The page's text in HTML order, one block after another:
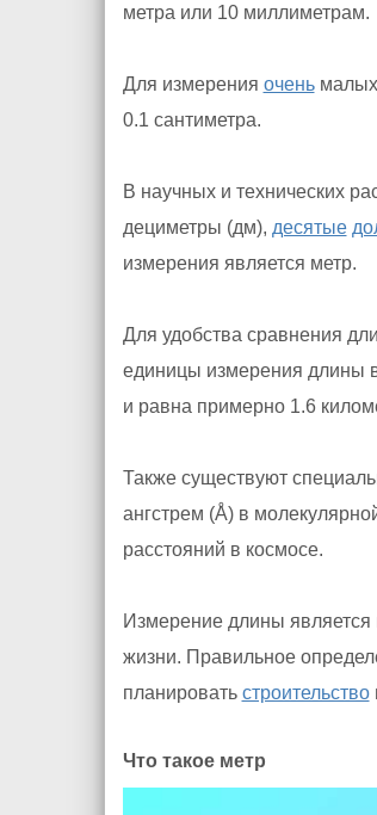
метра или 10 миллиметрам.
Для измерения оченьмалых
0.1 сантиметра.
В научных и технических
дециметры (дм), десятые
измерения является метр.
Для удобства сравнения
единицы измерения длины
и равна примерно 1.6
Также существуют
ангстрем (Å) в
расстояний в космосе.
Измерение длины
жизни. Правильное
планировать строительство
Что такое метр